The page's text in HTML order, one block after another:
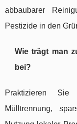
abbaubarer
Pestizide in den
Wie trägt man
bei?
Praktizieren Sie
Mülltrennung,